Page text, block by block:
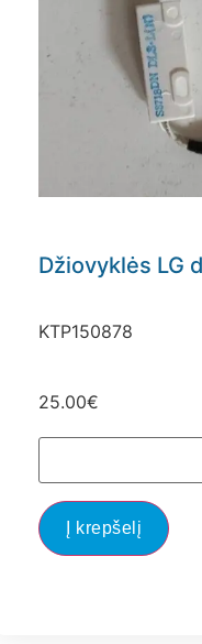
Džiovyklės LG
KTP150878
25.00€
Į krepšelį